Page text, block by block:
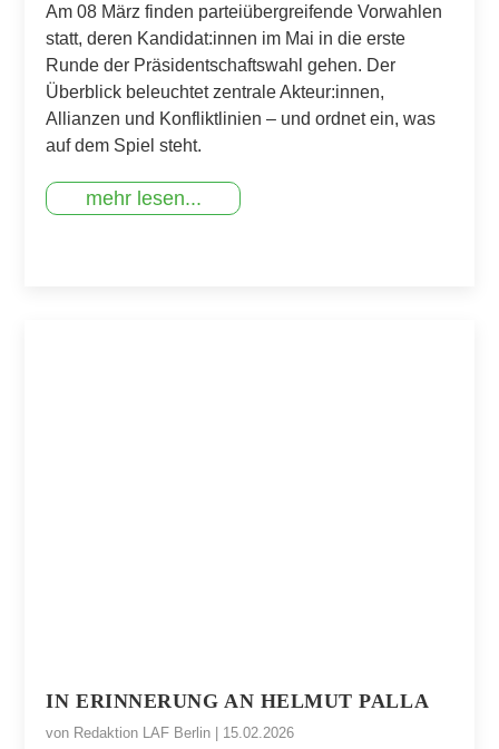
Am 08 März finden parteiübergreifende Vorwahlen
statt, deren Kandidat:innen im Mai in die erste
Runde der Präsidentschaftswahl gehen. Der
Überblick beleuchtet zentrale Akteur:innen,
Allianzen und Konfliktlinien – und ordnet ein, was
auf dem Spiel steht.
mehr lesen...
IN ERINNERUNG AN HELMUT PALLA
von Redaktion LAF Berlin | 15.02.2026